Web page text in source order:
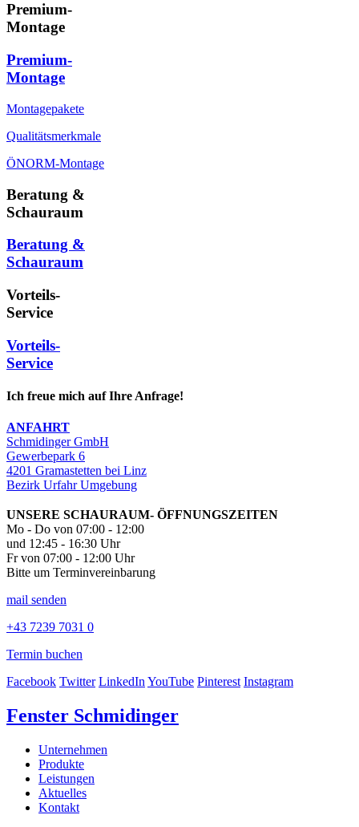
Premium-
Montage
Premium-
Montage
Montagepakete
Qualitätsmerkmale
ÖNORM-Montage
Beratung &
Schauraum
Beratung &
Schauraum
Vorteils-
Service
Vorteils-
Service
Ich freue mich auf Ihre Anfrage!
ANFAHRT
Schmidinger GmbH
Gewerbepark 6
4201 Gramastetten bei Linz
Bezirk Urfahr Umgebung
UNSERE SCHAURAUM- ÖFFNUNGSZEITEN
Mo - Do von 07:00 - 12:00
und 12:45 - 16:30 Uhr
Fr von 07:00 - 12:00 Uhr
Bitte um Terminvereinbarung
mail senden
+43 7239 7031 0
Termin buchen
Facebook Twitter LinkedInYouTube Pinterest Instagram
Fenster Schmidinger
Unternehmen
Produkte
Leistungen
Aktuelles
Kontakt